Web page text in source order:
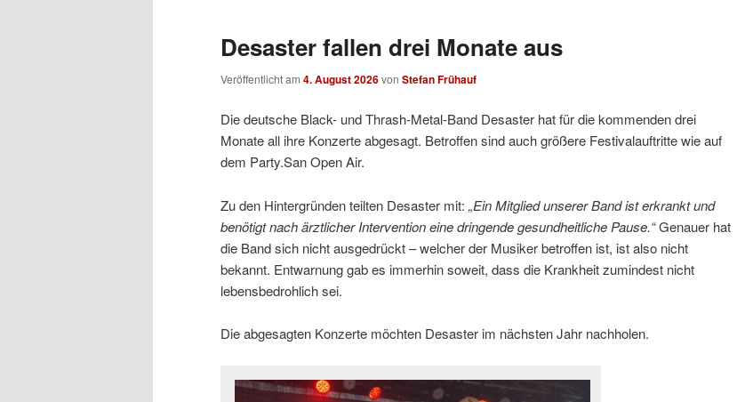
Desaster fallen drei Monate aus
Veröffentlicht am 4. August 2026von Stefan Frühauf
Die deutsche Black- und Thrash-Metal-Band Desaster hat für die kommenden drei
Monate all ihre Konzerte abgesagt. Betroffen sind auch größere Festivalauftritte wie auf
dem Party.San Open Air.
Zu den Hintergründen teilten Desaster mit: „Ein Mitglied unserer Band ist erkrankt und
benötigt nach ärztlicher Intervention eine dringende gesundheitliche Pause.“Genauer hat
die Band sich nicht ausgedrückt – welcher der Musiker betroffen ist, ist also nicht
bekannt. Entwarnung gab es immerhin soweit, dass die Krankheit zumindest nicht
lebensbedrohlich sei.
Die abgesagten Konzerte möchten Desaster im nächsten Jahr nachholen.